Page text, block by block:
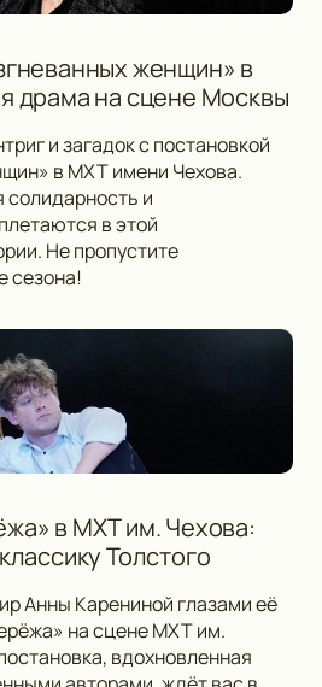
женщин» в
драма на сцене Москвы
и загадок с постановкой
в МХТ имени Чехова.
солидарность и
в этой
Не пропустите
сезона!
в МХТ им. Чехова:
Толстого
Анны Карениной глазами её
на сцене МХТ им.
вдохновленная